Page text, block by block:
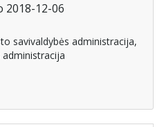
2018-12-06
savivaldybės administracija,